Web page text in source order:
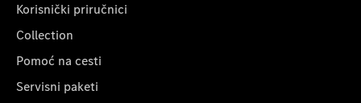
Korisnički priručnici
Collection
Pomoć na cesti
Servisni paketi